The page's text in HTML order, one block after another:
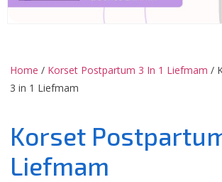
Home / Korset Postpartum 3 In 1 Liefmam /
3 in 1 Liefmam
Korset
Liefmam